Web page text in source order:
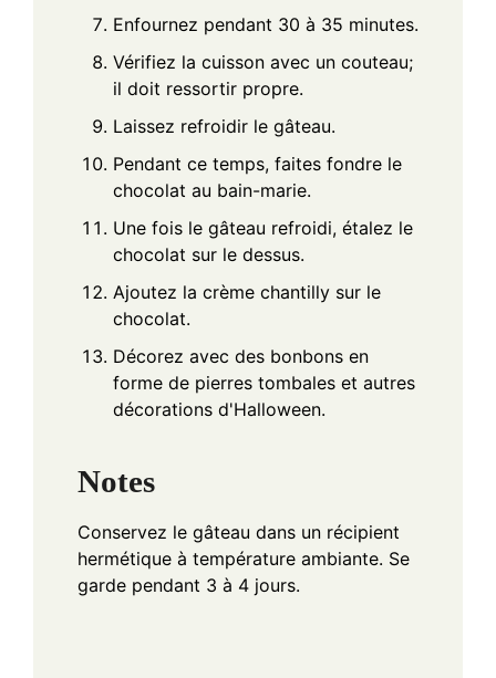
Enfournez pendant 30 à 35 minutes.
Vérifiez la cuisson avec un couteau;
il doit ressortir propre.
Laissez refroidir le gâteau.
Pendant ce temps, faites fondre le
chocolat au bain-marie.
Une fois le gâteau refroidi, étalez le
chocolat sur le dessus.
Ajoutez la crème chantilly sur le
chocolat.
Décorez avec des bonbons en
forme de pierres tombales et autres
décorations d'Halloween.
Notes
Conservez le gâteau dans un récipient
hermétique à température ambiante. Se
garde pendant 3 à 4 jours.